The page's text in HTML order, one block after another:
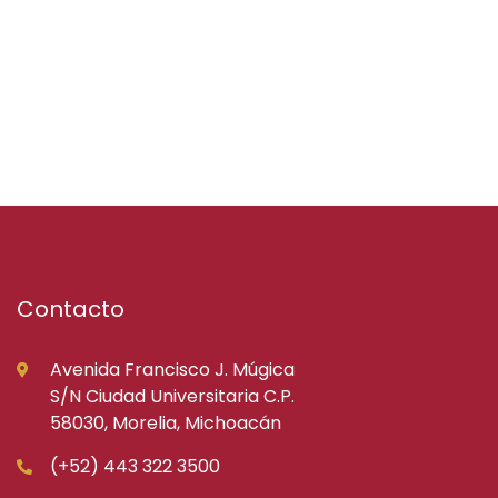
Contacto
Avenida Francisco J. Múgica
S/N Ciudad Universitaria C.P.
58030, Morelia, Michoacán
(+52) 443 322 3500